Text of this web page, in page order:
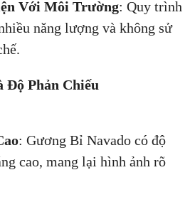
Với Môi Trường: Quy trình
năng lượng và không sử
Độ Phản Chiếu
: Gương Bỉ Navado có độ
cao, mang lại hình ảnh rõ